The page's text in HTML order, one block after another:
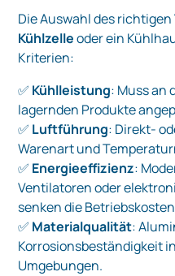
Die Auswahl des richtigen
Kühlzelleoder ein
Kriterien:
✅ Kühlleistung: Muss an
lagernden Produkte
✅ Luftführung: Direkt-
Warenart und
✅ Energieeffizienz:
Ventilatoren oder
senken die
✅ Materialqualität:
Korrosionsbeständigkeit
Umgebungen.